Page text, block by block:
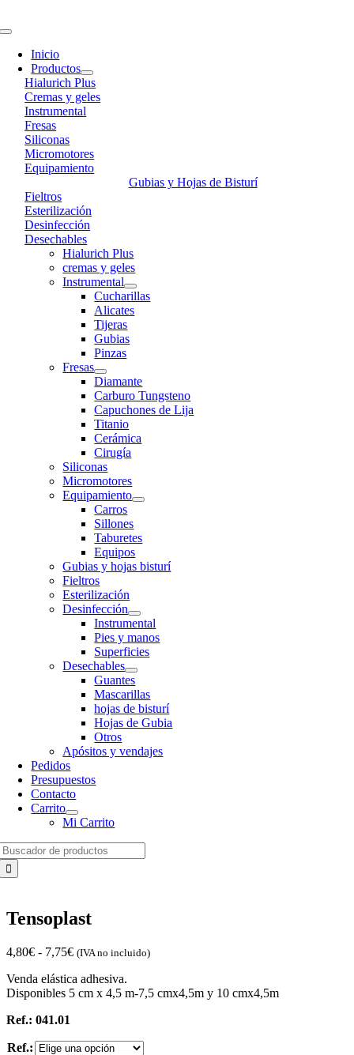
to
Toggle
Navigation
Inicio
Productos
Hialurich Plus
Cremas y geles
Instrumental
Fresas
Siliconas
Micromotores
Equipamiento
Gubias y Hojas de Bisturí
Fieltros
Esterilización
Desinfección
Desechables
Hialurich Plus
cremas y geles
Instrumental
Cucharillas
Alicates
Tijeras
Gubias
Pinzas
Fresas
Diamante
Carburo Tungsteno
Capuchones de Lija
Titanio
Cerámica
Cirugía
Siliconas
Micromotores
Equipamiento
Carros
Sillones
Taburetes
Equipos
Gubias y hojas bisturí
Fieltros
Esterilización
Desinfección
Instrumental
Pies y manos
Superficies
Desechables
Guantes
Mascarillas
hojas de bisturí
Hojas de Gubia
Otros
Apósitos y vendajes
Pedidos
Presupuestos
Contacto
Carrito
Mi Carrito
Tensoplast
4,80€ - 7,75€Rango
precios:
desde
(IVA no incluido)
Venda elástica adhesiva.
Disponibles 5 cm x 4,5 m-7,5 cmx4,5m y 10 cmx4,5m
Ref.: 041.01
Ref.: